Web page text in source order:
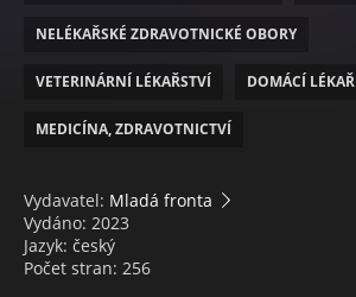
NELÉKAŘSKÉ ZDRAVOTNICKÉ OBORY
VETERINÁRNÍ LÉKAŘSTVÍ DOMÁCÍ LÉKAŘ
MEDICÍNA, ZDRAVOTNICTVÍ
Vydavatel: Mladá fronta
Vydáno: 2023
Jazyk: český
Počet stran: 256